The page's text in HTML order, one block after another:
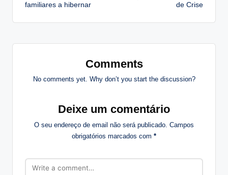
familiares a hibernar
de Crise
Comments
No comments yet. Why don’t you start the discussion?
Deixe um comentário
O seu endereço de email não será publicado. Campos
obrigatórios marcados com *